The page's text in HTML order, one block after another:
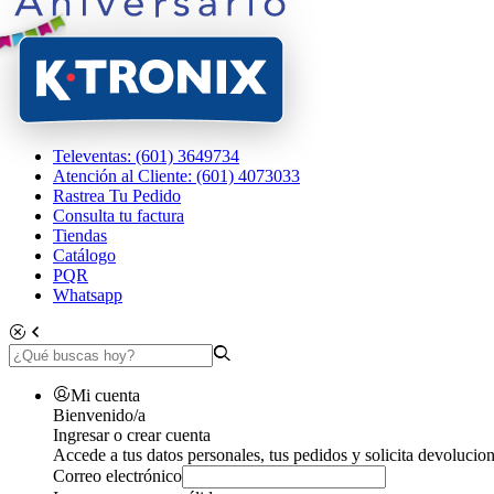
Televentas: (601) 3649734
Atención al Cliente: (601) 4073033
Rastrea Tu Pedido
Consulta tu factura
Tiendas
Catálogo
PQR
Whatsapp
Mi cuenta
Bienvenido/a
Ingresar o crear cuenta
Accede a tus datos personales, tus pedidos y solicita
Correo electrónico